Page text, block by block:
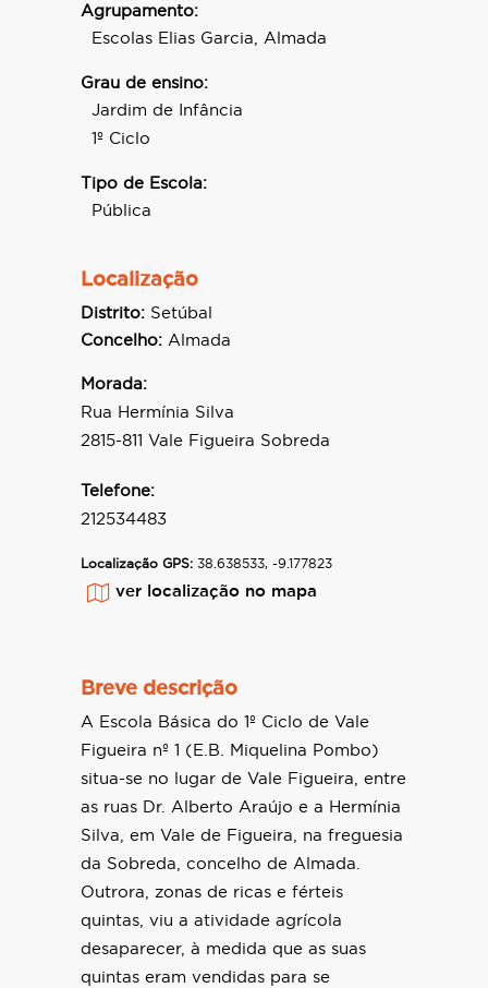
Agrupamento:
Escolas Elias Garcia, Almada
Grau de ensino:
Jardim de Infância
1º Ciclo
Tipo de Escola:
Pública
Localização
Distrito: Setúbal
Concelho: Almada
Morada:
Rua Hermínia Silva
2815-811 Vale Figueira Sobreda
Telefone:
212534483
Localização GPS: 38.638533, -9.177823
ver localização no mapa
Breve descrição
A Escola Básica do 1º Ciclo de Vale
Figueira nº 1 (E.B. Miquelina Pombo)
situa-se no lugar de Vale Figueira, entre
as ruas Dr. Alberto Araújo e a Hermínia
Silva, em Vale de Figueira, na freguesia
da Sobreda, concelho de Almada.
Outrora, zonas de ricas e férteis
quintas, viu a atividade agrícola
desaparecer, à medida que as suas
quintas eram vendidas para se